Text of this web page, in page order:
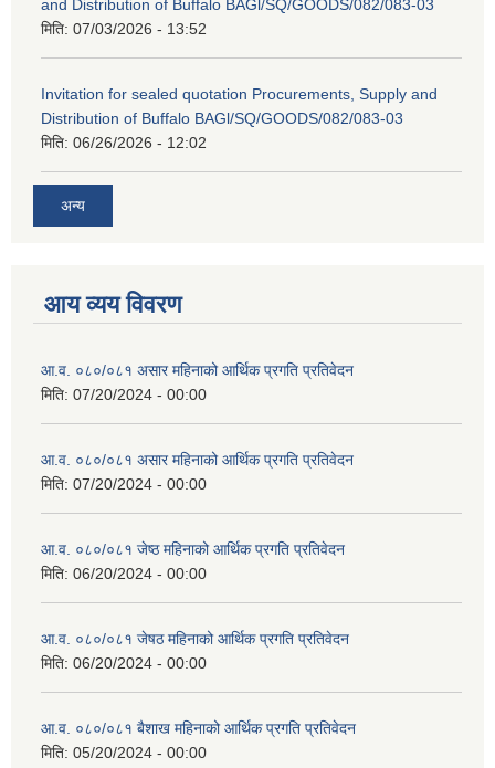
and Distribution of Buffalo BAGl/SQ/GOODS/082/083-03
मिति: 07/03/2026 - 13:52
Invitation for sealed quotation Procurements, Supply and
Distribution of Buffalo BAGl/SQ/GOODS/082/083-03
मिति: 06/26/2026 - 12:02
अन्य
आय व्यय विवरण
आ.व. ०८०/०८१ असार महिनाको आर्थिक प्रगति प्रतिवेदन
मिति: 07/20/2024 - 00:00
आ.व. ०८०/०८१ असार महिनाको आर्थिक प्रगति प्रतिवेदन
मिति: 07/20/2024 - 00:00
आ.व. ०८०/०८१ जेष्ठ महिनाको आर्थिक प्रगति प्रतिवेदन
मिति: 06/20/2024 - 00:00
आ.व. ०८०/०८१ जेषठ महिनाको आर्थिक प्रगति प्रतिवेदन
मिति: 06/20/2024 - 00:00
आ.व. ०८०/०८१ बैशाख महिनाको आर्थिक प्रगति प्रतिवेदन
मिति: 05/20/2024 - 00:00